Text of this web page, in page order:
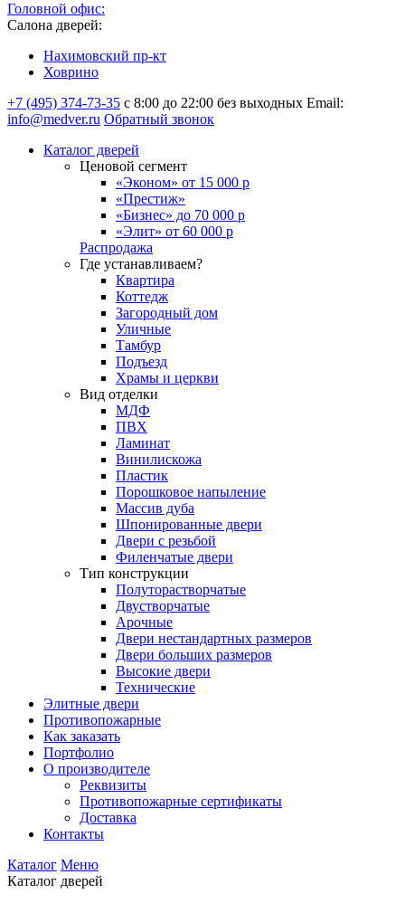
Головной офис:
Салона дверей:
Нахимовский пр-кт
Ховрино
+7 (495) 374-73-35 с 8:00 до 22:00 без выходных Email:
info@medver.ru Обратный звонок
Каталог дверей
Ценовой сегмент
«Эконом» от 15 000 р
«Престиж»
«Бизнес» до 70 000 р
«Элит» от 60 000 р
Распродажа
Где устанавливаем?
Квартира
Коттедж
Загородный дом
Уличные
Тамбур
Подъезд
Храмы и церкви
Вид отделки
МДФ
ПВХ
Ламинат
Винилискожа
Пластик
Порошковое напыление
Массив дуба
Шпонированные двери
Двери с резьбой
Филенчатые двери
Тип конструкции
Полуторастворчатые
Двустворчатые
Арочные
Двери нестандартных размеров
Двери больших размеров
Высокие двери
Технические
Элитные двери
Противопожарные
Как заказать
Портфолио
О производителе
Реквизиты
Противопожарные сертификаты
Доставка
Контакты
Каталог Меню
Каталог дверей